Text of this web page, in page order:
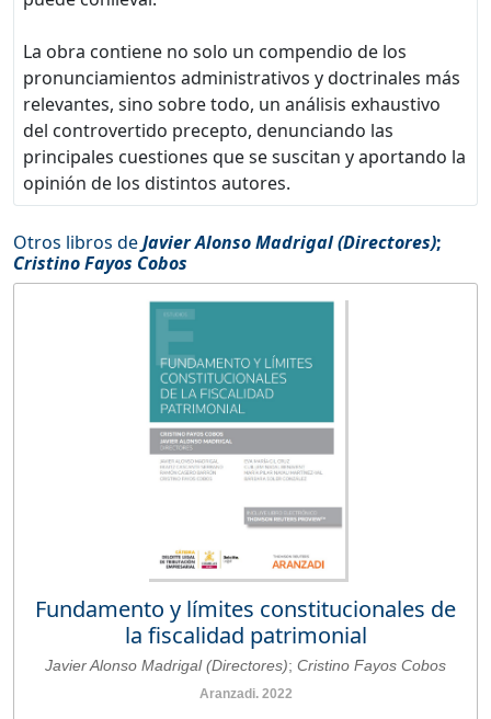
La obra contiene no solo un compendio de los
pronunciamientos administrativos y doctrinales más
relevantes, sino sobre todo, un análisis exhaustivo
del controvertido precepto, denunciando las
principales cuestiones que se suscitan y aportando la
opinión de los distintos autores.
Otros libros deJavier Alonso Madrigal (Directores);
Cristino Fayos Cobos
Fundamento y límites constitucionales de
la fiscalidad patrimonial
Javier Alonso Madrigal (Directores); Cristino Fayos Cobos
Aranzadi. 2022